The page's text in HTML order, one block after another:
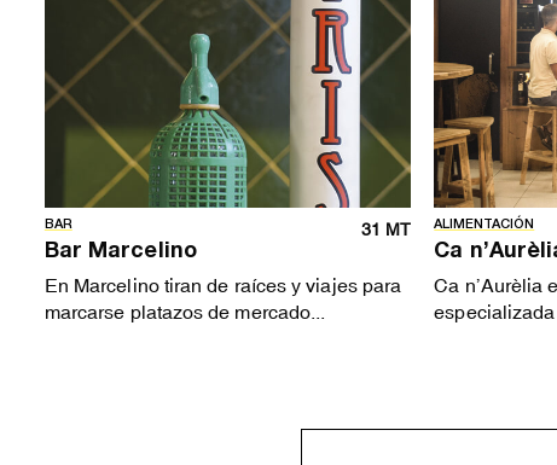
BAR 31 MT
Bar Marcelino
En Marcelino tiran de raíces y viajes para
marcarse platazos de mercado...
ALIMENTACIÓN
Ca
Ca n’Aurèlia
especializada